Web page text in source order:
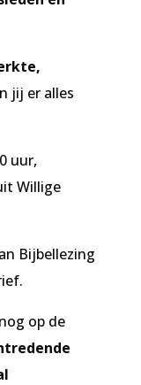
jij er alles
uur,
Willige
Bijbellezing
op de